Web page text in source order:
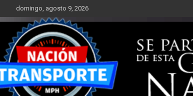
al
contenido
domingo, agosto 9, 2026